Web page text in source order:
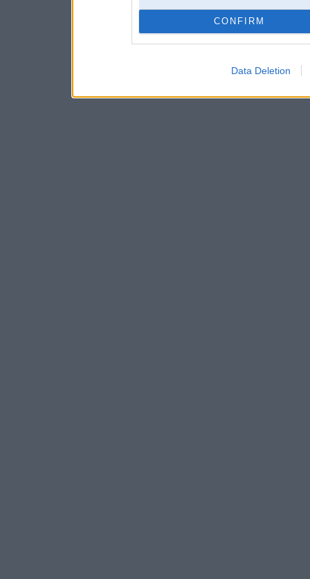
CONFIRM
Data Deletion